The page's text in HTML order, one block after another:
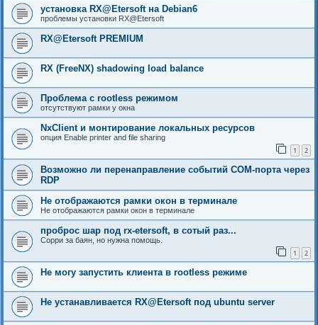
установка RX@Etersoft на Debian6
проблемы установки RX@Etersoft
RX@Etersoft PREMIUM
RX (FreeNX) shadowing load balance
Проблема с rootless режимом
отсутствуют рамки у окна
NxClient и монтирование локальных ресурсов
опция Enable printer and file sharing
1 2
Возможно ли перенаправление событий COM-порта через
RDP
Не отображаются рамки окон в терминале
Не отображаются рамки окон в терминале
проброс шар под rx-etersoft, в сотый раз...
Сорри за баян, но нужна помощь.
1 2
Не могу запустить клиента в rootless режиме
Не устанавливается RX@Etersoft под ubuntu server